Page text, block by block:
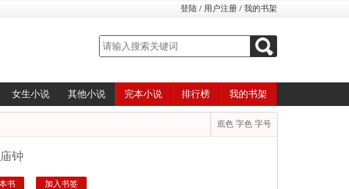
登陆 / 用户注册 / 我的书架
女生小说 其他小说 完本小说 排行榜 我的书架
底色 字色 字号
钟
书 加入书签